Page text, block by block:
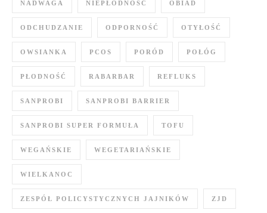
NADWAGA NIEPŁODNOŚĆ OBIAD
ODCHUDZANIE ODPORNOŚĆ OTYŁOŚĆ
OWSIANKA PCOS PORÓD POŁÓG
PŁODNOŚĆ RABARBAR REFLUKS
SANPROBI SANPROBI BARRIER
SANPROBI SUPER FORMUŁA TOFU
WEGAŃSKIE WEGETARIAŃSKIE
WIELKANOC
ZESPÓŁ POLICYSTYCZNYCH JAJNIKÓW ZJD